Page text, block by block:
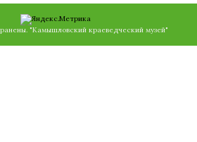
"Камышловский краеведческий музей"